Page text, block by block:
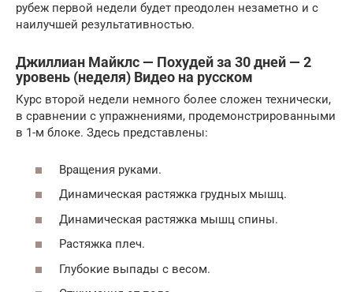
рубеж первой недели будет преодолен незаметно и с
наилучшей результативностью.
Джиллиан Майклс — Похудей за 30 дней — 2
уровень (неделя) Видео на русском
Курс второй недели немного более сложен технически,
в сравнении с упражнениями, продемонстрированными
в 1-м блоке. Здесь представлены:
Вращения руками.
Динамическая растяжка грудных мышц.
Динамическая растяжка мышц спины.
Растяжка плеч.
Глубокие выпады с весом.